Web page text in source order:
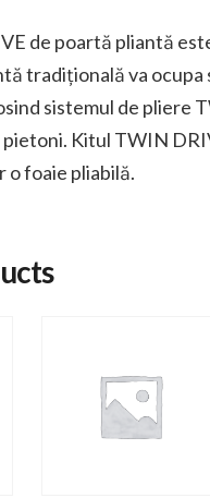
de poartă pliantă
tradițională va
sistemul de pliere
Kitul TWIN
o foaie pliabilă.